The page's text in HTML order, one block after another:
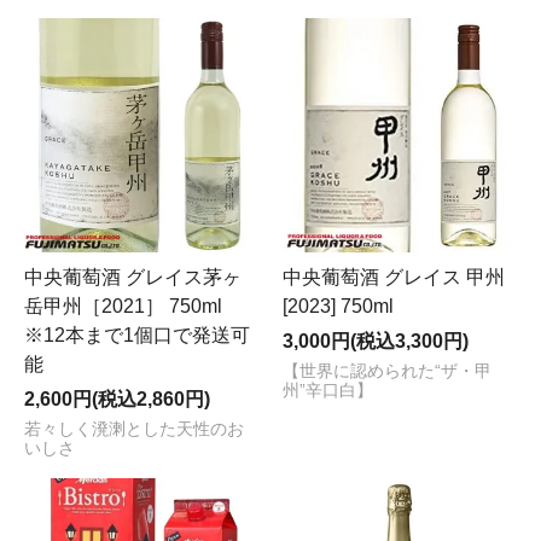
中央葡萄酒 グレイス茅ヶ
岳甲州［2021］ 750ml
※12本まで1個口で発送可
能
2,600円(税込2,860円)
若々しく溌溂とした天性のお
いしさ
中央葡萄酒 グレイス 甲州
[2023] 750ml
3,000円(税込3,300円)
【世界に認められた“ザ・甲
州”辛口白】